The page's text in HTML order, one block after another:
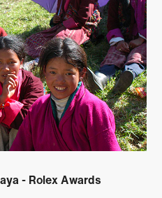
- Rolex Awards